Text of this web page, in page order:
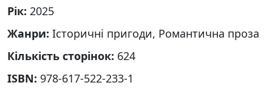
Рік: 2025
Жанри: Історичні пригоди, Романтична проза
Кількість сторінок: 624
ISBN: 978-617-522-233-1